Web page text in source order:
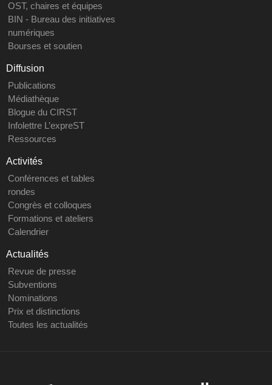
OST, chaires et équipes
BIN - Bureau des initiatives
numériques
Bourses et soutien
Diffusion
Publications
Médiathèque
Blogue du CIRST
Infolettre L’expreST
Ressources
Activités
Conférences et tables
rondes
Congrès et colloques
Formations et ateliers
Calendrier
Actualités
Revue de presse
Subventions
Nominations
Prix et distinctions
Toutes les actualités